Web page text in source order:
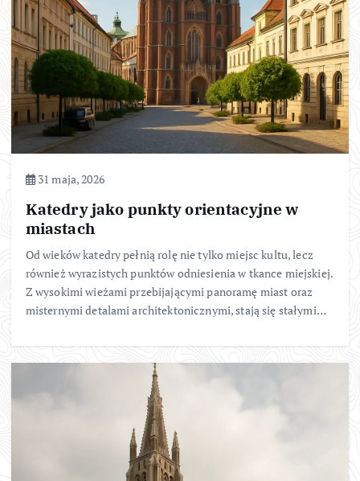
31 maja, 2026
Katedry jako punkty orientacyjne w
miastach
Od wieków katedry pełnią rolę nie tylko miejsc kultu, lecz
również wyrazistych punktów odniesienia w tkance miejskiej.
Z wysokimi wieżami przebijającymi panoramę miast oraz
misternymi detalami architektonicznymi, stają się stałymi…